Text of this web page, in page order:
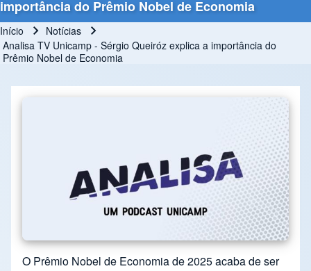
importância do Prêmio Nobel de Economia
Trilha de navegação
Início
Notícias
Analisa TV Unicamp - Sérgio Queiróz explica a importância do
Prêmio Nobel de Economia
O Prêmio Nobel de Economia de 2025 acaba de ser